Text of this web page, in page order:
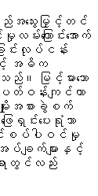
ေးမြှင့်တင်
းကြောင်းအောက်
င်းလုပ်ငန်း
င့် အဓိက
မြင့်မားသော
ဝန်းကျင်ကာ
မျိုးအစားခွဲစက်
ရှင်းပေးရုံသာ
းစပ်ပါဝင်မှု
ပ်ချက်များနှင့်
တွင်လည်း